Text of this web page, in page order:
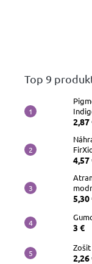
Top 9
2,87
4,57
5,30
3 €
Zošit
2,26